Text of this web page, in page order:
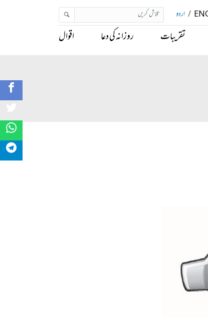
/ اردو
تقریبات روزانہ کی دعا اقوال